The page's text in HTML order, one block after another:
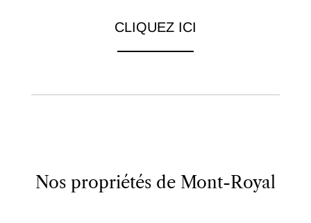
CLIQUEZ ICI
Nos propriétés de Mont-Royal